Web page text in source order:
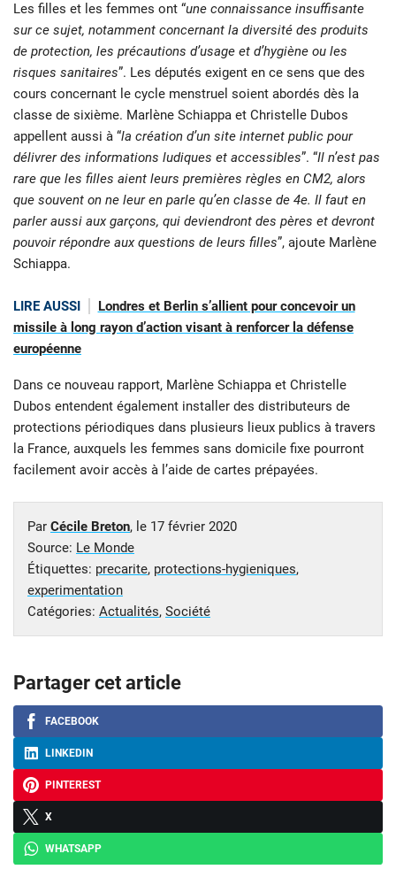
Les filles et les femmes ont “une connaissance insuffisante
sur ce sujet, notamment concernant la diversité des produits
de protection, les précautions d’usage et d’hygiène ou les
risques sanitaires”. Les députés exigent en ce sens que des
cours concernant le cycle menstruel soient abordés dès la
classe de sixième. Marlène Schiappa et Christelle Dubos
appellent aussi à “la création d’un site internet public pour
délivrer des informations ludiques et accessibles”. “Il n’est pas
rare que les filles aient leurs premières règles en CM2, alors
que souvent on ne leur en parle qu’en classe de 4e. Il faut en
parler aussi aux garçons, qui deviendront des pères et devront
pouvoir répondre aux questions de leurs filles”, ajoute Marlène
Schiappa.
LIRE AUSSI
Londres et Berlin s’allient pour concevoir un
missile à long rayon d’action visant à renforcer la défense
européenne
Dans ce nouveau rapport, Marlène Schiappa et Christelle
Dubos entendent également installer des distributeurs de
protections périodiques dans plusieurs lieux publics à travers
la France, auxquels les femmes sans domicile fixe pourront
facilement avoir accès à l’aide de cartes prépayées.
Par Cécile Breton, le 17 février 2020
Source: Le Monde
Étiquettes: precarite, protections-hygieniques,
experimentation
Catégories: Actualités, Société
Partager cet article
FACEBOOK
LINKEDIN
PINTEREST
X
WHATSAPP